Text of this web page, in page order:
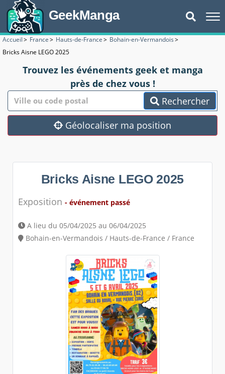
GeekManga
Accueil> France> Hauts-de-France> Bohain-en-Vermandois>
Bricks Aisne LEGO 2025
Trouvez les événements geek et manga
près de chez vous !
Rechercher
Géolocaliser ma position
Bricks Aisne LEGO 2025
Exposition - événement passé
A lieu du 05/04/2025 au 06/04/2025
Bohain-en-Vermandois / Hauts-de-France / France